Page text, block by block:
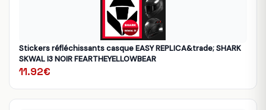
Stickers réfléchissants casque EASY REPLICA&trade; SHARK
SKWAL I3 NOIR FEARTHEYELLOWBEAR
11.92€